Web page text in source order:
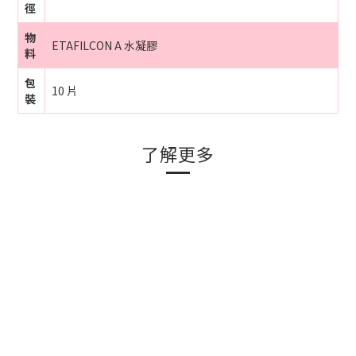
徑
物
料
ETAFILCON A 水凝膠
包
裝
10 片
了解更多